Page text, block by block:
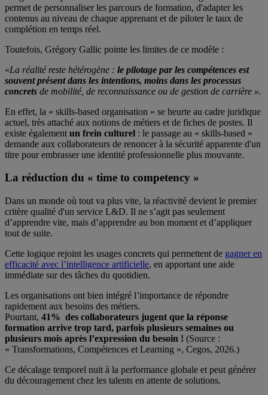
permet de personnaliser les parcours de formation, d'adapter les
contenus au niveau de chaque apprenant et de piloter le taux de
complétion en temps réel.
Toutefois, Grégory Gallic pointe les limites de ce modèle :
«La réalité reste hétérogène : le pilotage par les compétences est
souvent présent dans les intentions, moins dans les processus
concrets de mobilité, de reconnaissance ou de gestion de carrière ».
En effet, la « skills-based organisation » se heurte au cadre juridique
actuel, très attaché aux notions de métiers et de fiches de postes. Il
existe également un frein culturel : le passage au « skills-based »
demande aux collaborateurs de renoncer à la sécurité apparente d'un
titre pour embrasser une identité professionnelle plus mouvante.
La réduction du « time to competency »
Dans un monde où tout va plus vite, la réactivité devient le premier
critère qualité d'un service L&D. Il ne s’agit pas seulement
d’apprendre vite, mais d’apprendre au bon moment et d’appliquer
tout de suite.
Cette logique rejoint les usages concrets qui permettent de gagner en
efficacité avec l’intelligence artificielle, en apportant une aide
immédiate sur des tâches du quotidien.
Les organisations ont bien intégré l’importance de répondre
rapidement aux besoins des métiers.
Pourtant, 41% des collaborateurs jugent que la réponse
formation arrive trop tard, parfois plusieurs semaines ou
plusieurs mois après l’expression du besoin ! (Source :
« Transformations, Compétences et Learning », Cegos, 2026.)
Ce décalage temporel nuit à la performance globale et peut générer
du découragement chez les talents en attente de solutions.